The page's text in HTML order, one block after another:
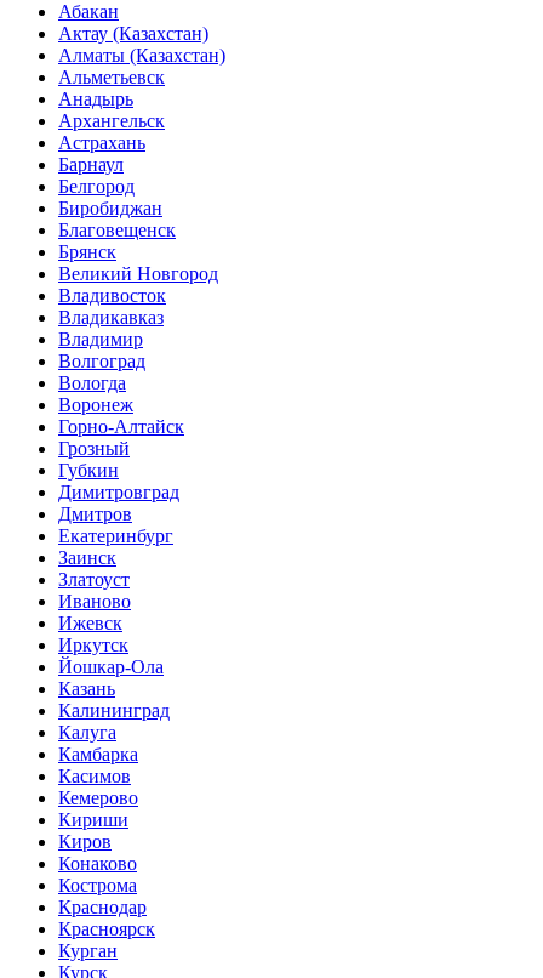
Абакан
Актау (Казахстан)
Алматы (Казахстан)
Альметьевск
Анадырь
Архангельск
Астрахань
Барнаул
Белгород
Биробиджан
Благовещенск
Брянск
Великий Новгород
Владивосток
Владикавказ
Владимир
Волгоград
Вологда
Воронеж
Горно-Алтайск
Грозный
Губкин
Димитровград
Дмитров
Екатеринбург
Заинск
Златоуст
Иваново
Ижевск
Иркутск
Йошкар-Ола
Казань
Калининград
Калуга
Камбарка
Касимов
Кемерово
Кириши
Киров
Конаково
Кострома
Краснодар
Красноярск
Курган
Курск